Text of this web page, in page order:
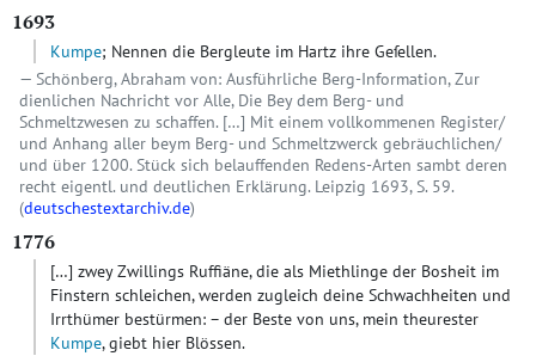
1693
Kumpe; Nennen die Bergleute im Hartz ihre Geſellen.
Schönberg, Abraham von: Ausführliche Berg-Information, Zur
dienlichen Nachricht vor Alle, Die Bey dem Berg- und
Schmeltzwesen zu schaffen. […] Mit einem vollkommenen Register/
und Anhang aller beym Berg- und Schmeltzwerck gebräuchlichen/
und über 1200. Stück sich belauffenden Redens-Arten sambt deren
recht eigentl. und deutlichen Erklärung. Leipzig 1693, S. 59.
(deutschestextarchiv.de)
1776
[…] zwey Zwillings Ruffiäne, die als Miethlinge der Bosheit im
Finstern schleichen, werden zugleich deine Schwachheiten und
Irrthümer bestürmen: – der Beste von uns, mein theurester
Kumpe, giebt hier Blössen.